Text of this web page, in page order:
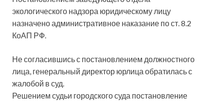
экологического надзора юридическому лицу
назначено административное наказание по ст. 8.2
КоАП РФ.
Не согласившись с постановлением должностного
лица, генеральный директор юрлица обратилась с
жалобой в суд.
Решением судьи городского суда постановление